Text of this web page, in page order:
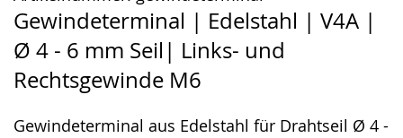
Gewindeterminal | Edelstahl | V4A |
Ø 4 - 6 mm Seil| Links- und
Rechtsgewinde M6
Gewindeterminal aus Edelstahl für Drahtseil Ø 4 -